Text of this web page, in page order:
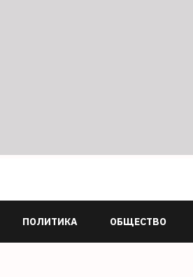
ПОЛИТИКА ОБЩЕСТВО